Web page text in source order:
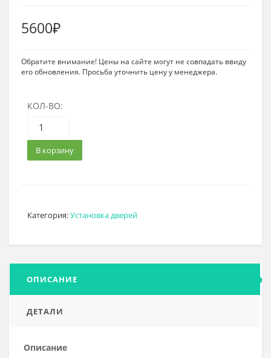
5600₽
Обратите внимание! Цены на сайте могут не совпадать ввиду
его обновления. Просьба уточнить цену у менеджера.
КОЛ-ВО:
В корзину
Категория:Установка дверей
ОПИСАНИЕ
ДЕТАЛИ
Описание